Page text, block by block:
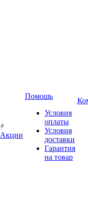
Акции
Помощь
Условия
оплаты
Условия
доставки
Гарантия
на товар